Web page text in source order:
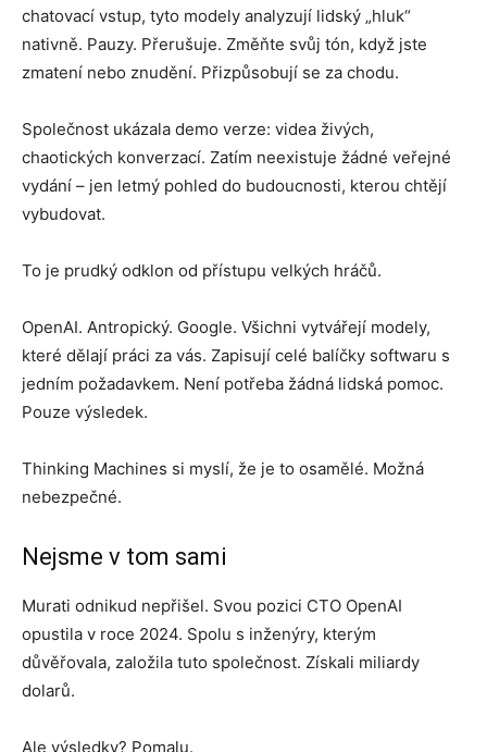
chatovací vstup, tyto modely analyzují lidský „hluk“
nativně. Pauzy. Přerušuje. Změňte svůj tón, když jste
zmatení nebo znudění. Přizpůsobují se za chodu.
Společnost ukázala demo verze: videa živých,
chaotických konverzací. Zatím neexistuje žádné veřejné
vydání – jen letmý pohled do budoucnosti, kterou chtějí
vybudovat.
To je prudký odklon od přístupu velkých hráčů.
OpenAI. Antropický. Google. Všichni vytvářejí modely,
které dělají práci za vás. Zapisují celé balíčky softwaru s
jedním požadavkem. Není potřeba žádná lidská pomoc.
Pouze výsledek.
Thinking Machines si myslí, že je to osamělé. Možná
nebezpečné.
Nejsme v tom sami
Murati odnikud nepřišel. Svou pozici CTO OpenAI
opustila v roce 2024. Spolu s inženýry, kterým
důvěřovala, založila tuto společnost. Získali miliardy
dolarů.
Ale výsledky? Pomalu.